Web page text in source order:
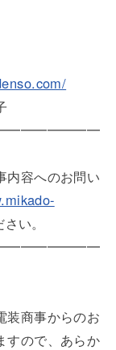
内容へのお問い
い。
商事からのお
すので、あらか